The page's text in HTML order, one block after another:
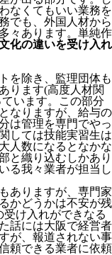
なくてもいい業務を
でも、外国人材から
々あります。単純作
化の違いを受け入れ
を除き、 監理団体も
ります(高度人材関
います。この部分
なりますが、給与の
は管理を専門でやっ
しては技能実習生は
人数になるとなかな
と織り込むしかあり
る我々業者が担当し
ありますが、専門家
かどうかは不安が残
け入れができなる
話には大阪で経営者
が、報道されない事
頼できる業者に依頼